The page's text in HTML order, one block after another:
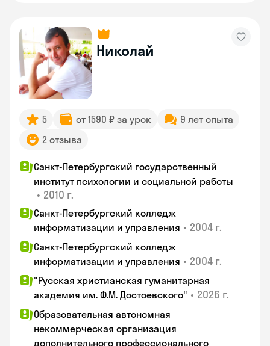
Николай
5 от 1590 ₽ за урок
9 лет опыта
2 отзыва
Санкт-Петербургский государственный
институт психологии и социальной работы
• 2010 г.
Санкт-Петербургский колледж
информатизации и управления • 2004 г.
Санкт-Петербургский колледж
информатизации и управления • 2004 г.
"Русская христианская гуманитарная
академия им. Ф.М. Достоевского" • 2026 г.
Образовательная автономная
некоммерческая организация
дополнительного профессионального